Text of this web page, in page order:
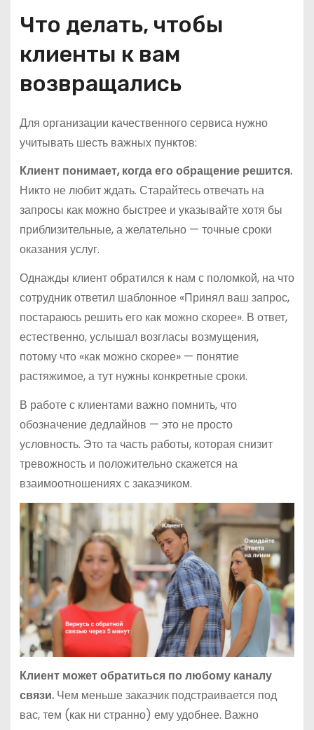
Что делать, чтобы
клиенты к вам
возвращались
Для организации качественного сервиса нужно
учитывать шесть важных пунктов:
Клиент понимает, когда его обращение решится.
Никто не любит ждать. Старайтесь отвечать на
запросы как можно быстрее и указывайте хотя бы
приблизительные, а желательно — точные сроки
оказания услуг.
Однажды клиент обратился к нам с поломкой, на что
сотрудник ответил шаблонное «Принял ваш запрос,
постараюсь решить его как можно скорее». В ответ,
естественно, услышал возгласы возмущения,
потому что «как можно скорее» — понятие
растяжимое, а тут нужны конкретные сроки.
В работе с клиентами важно помнить, что
обозначение дедлайнов — это не просто
условность. Это та часть работы, которая снизит
тревожность и положительно скажется на
взаимоотношениях с заказчиком.
Клиент может обратиться по любому каналу
связи.Чем меньше заказчик подстраивается под
вас, тем (как ни странно) ему удобнее. Важно